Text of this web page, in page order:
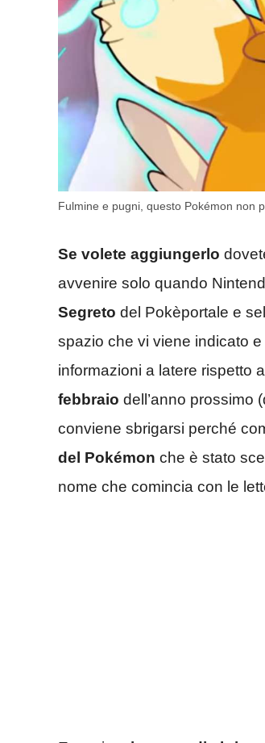
Fulmine e pugni, questo Pokémon non
Se volete aggiungerlo
avvenire solo quando
Segreto del Pokèportale e
spazio che vi viene indicato
informazioni a latere rispetto
febbraio dell’anno prossimo
conviene sbrigarsi perché
del Pokémon che è stato
nome che comincia con le